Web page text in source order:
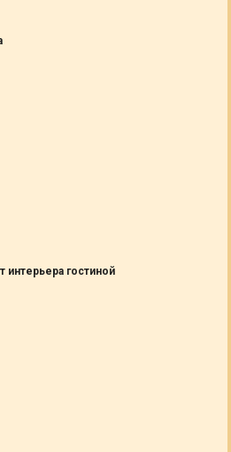
интерьера гостиной